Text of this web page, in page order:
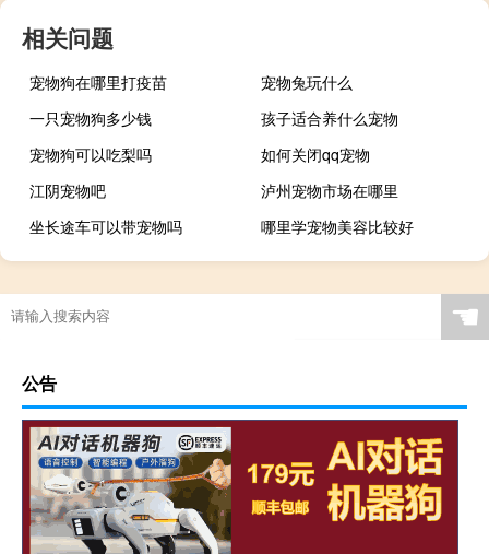
相关问题
宠物狗在哪里打疫苗
宠物兔玩什么
一只宠物狗多少钱
孩子适合养什么宠物
宠物狗可以吃梨吗
如何关闭qq宠物
江阴宠物吧
泸州宠物市场在哪里
坐长途车可以带宠物吗
哪里学宠物美容比较好
☚
公告